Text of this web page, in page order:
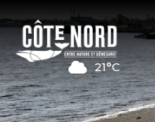
21°C